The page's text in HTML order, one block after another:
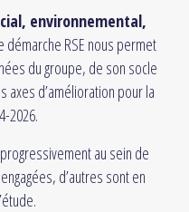
environnemental,
démarche RSE nous permet
du groupe, de son socle
d’amélioration pour la
2026.
au sein de
d’autres sont en